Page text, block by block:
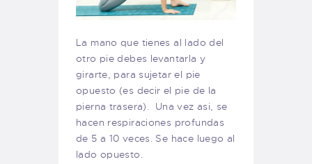
La mano que tienes al lado del
otro pie debes levantarla y
girarte, para sujetar el pie
opuesto (es decir el pie de la
pierna trasera). Una vez asi, se
hacen respiraciones profundas
de 5 a 10 veces. Se hace luego al
lado opuesto.